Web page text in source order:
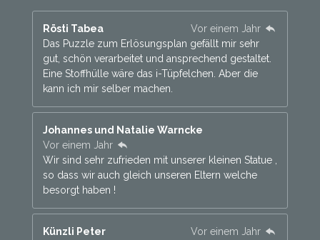
Rösti Tabea
Vor einem Jahr
Das Puzzle zum Erlösungsplan gefällt mir sehr
gut, schön verarbeitet und ansprechend gestaltet.
Eine Stoffhülle wäre das i-Tüpfelchen. Aber die
kann ich mir selber machen.
Johannes und Natalie Warncke
Vor einem Jahr
Wir sind sehr zufrieden mit unserer kleinen Statue ,
so dass wir auch gleich unseren Eltern welche
besorgt haben !
Künzli Peter
Vor einem Jahr